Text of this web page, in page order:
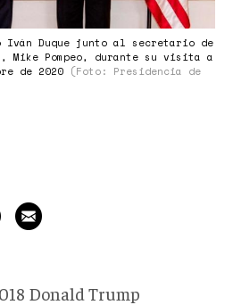
Iván Duque junto al secretario de
Mike Pompeo, durante su visita a
de 2020 (Foto: Presidencia de
Donald Trump